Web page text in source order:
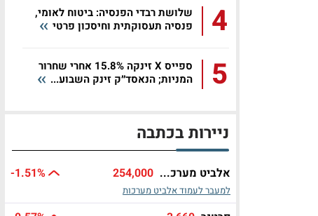
4
שלושת רבדי הפנסיה: ביטוח לאומי,
פנסיה תעסוקתית וחיסכון פרטי
5
ספייס X זינקה 15.8% אחרי שחרור
המניות; הנאסד״ק זינק השבוע...
ניירות בכתבה
אלביט מערכ... 254,000
-1.51%
למעבר לעמוד אלביט מערכות